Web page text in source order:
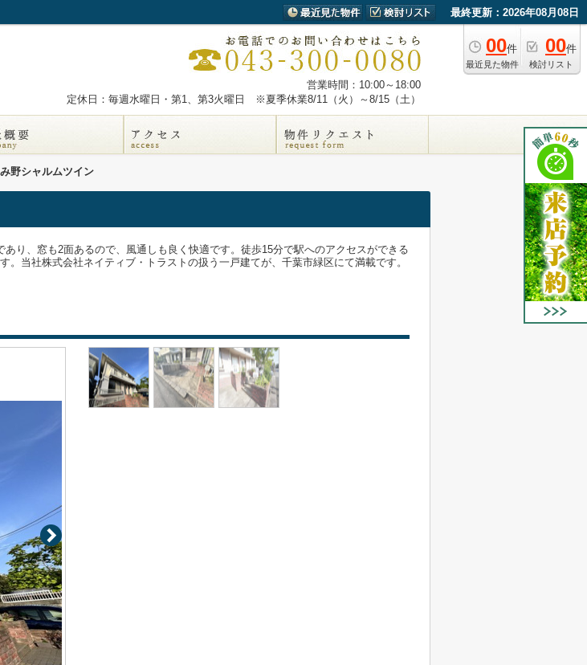
最終更新：2026年08月08日
00件
最近見た物件
00件
検討リスト
営業時間：10:00～18:00
定休日：毎週水曜日・第1、第3火曜日 ※夏季休業8/11（火）～8/15（土）
野シャルムツイン
り、窓も2面あるので、風通しも良く快適です。徒歩15分で駅へのアクセスができる
当社株式会社ネイティブ・トラストの扱う一戸建てが、千葉市緑区にて満載です。